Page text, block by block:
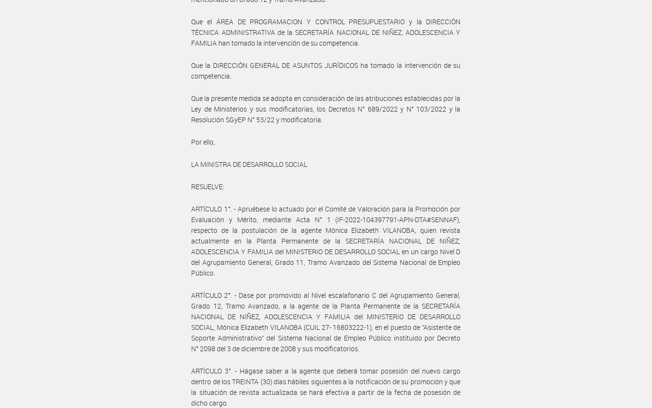
Que el ÁREA DE PROGRAMACION Y CONTROL PRESUPUESTARIO y la DIRECCIÓN
TÉCNICA ADMINISTRATIVA de la SECRETARÍA NACIONAL DE NIÑEZ, ADOLESCENCIA Y
FAMILIA han tomado la intervención de su competencia.
Que la DIRECCIÓN GENERAL DE ASUNTOS JURÍDICOS ha tomado la intervención de su
competencia.
Que la presente medida se adopta en consideración de las atribuciones establecidas por la
Ley de Ministerios y sus modificatorias, los Decretos N° 689/2022 y N° 103/2022 y la
Resolución SGyEP N° 53/22 y modificatoria.
Por ello,
LA MINISTRA DE DESARROLLO SOCIAL
RESUELVE:
ARTÍCULO 1°. - Apruébese lo actuado por el Comité de Valoración para la Promoción por
Evaluación y Mérito, mediante Acta N° 1 (IF-2022-104397791-APN-DTA#SENNAF),
respecto de la postulación de la agente Mónica Elizabeth VILANOBA, quien revista
actualmente en la Planta Permanente de la SECRETARÍA NACIONAL DE NIÑEZ,
ADOLESCENCIA Y FAMILIA del MINISTERIO DE DESARROLLO SOCIAL en un cargo Nivel D
del Agrupamiento General, Grado 11, Tramo Avanzado del Sistema Nacional de Empleo
Público.
ARTÍCULO 2°. - Dase por promovido al Nivel escalafonario C del Agrupamiento General,
Grado 12, Tramo Avanzado, a la agente de la Planta Permanente de la SECRETARÍA
NACIONAL DE NIÑEZ, ADOLESCENCIA Y FAMILIA del MINISTERIO DE DESARROLLO
SOCIAL, Mónica Elizabeth VILANOBA (CUIL 27- 16803222-1), en el puesto de “Asistente de
Soporte Administrativo” del Sistema Nacional de Empleo Público instituido por Decreto
N° 2098 del 3 de diciembre de 2008 y sus modificatorios.
ARTÍCULO 3°. - Hágase saber a la agente que deberá tomar posesión del nuevo cargo
dentro de los TREINTA (30) días hábiles siguientes a la notificación de su promoción y que
la situación de revista actualizada se hará efectiva a partir de la fecha de posesión de
dicho cargo.